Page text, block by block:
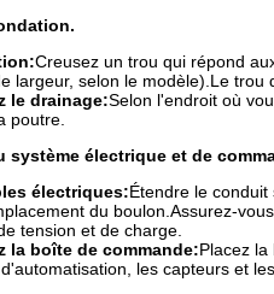
Creusez un trou qui répond
largeur, selon le modèle).Le trou
le drainage:Selon l'endroit où
poutre.
système électrique et de
électriques:Étendre le
du boulon.Assurez-
tension et de charge.
la boîte de commande:Placez
les capteurs et